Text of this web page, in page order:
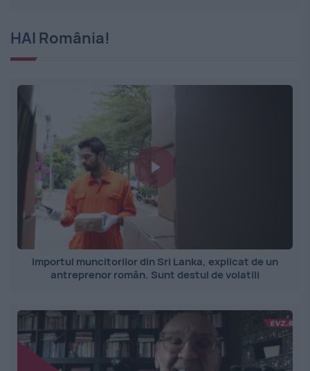
HAI România!
Importul muncitorilor din Sri Lanka, explicat de un
antreprenor român. Sunt destul de volatili